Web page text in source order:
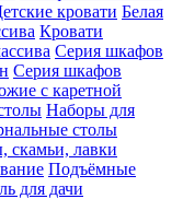
кровати Белая
Кровати
Серия шкафов
Серия шкафов
с каретной
Наборы для
столы
скамьи, лавки
Подъёмные
для дачи